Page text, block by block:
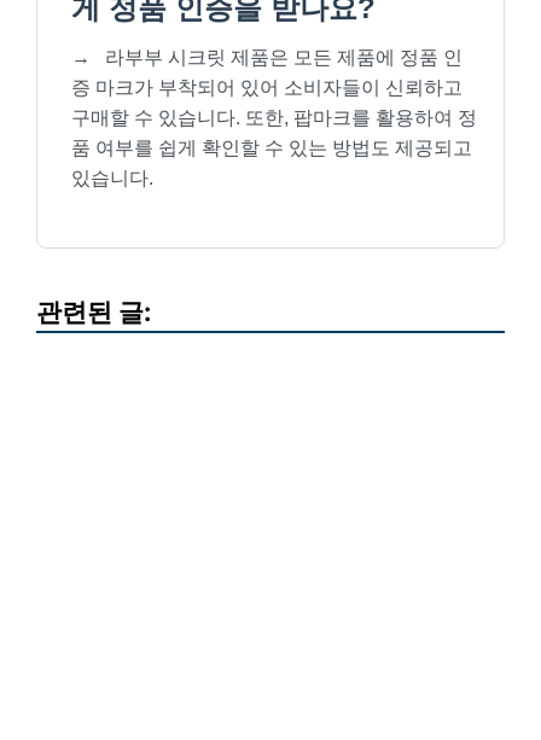
게 정품 인증을 받나요?
→
라부부 시크릿 제품은 모든 제품에 정품 인
증 마크가 부착되어 있어 소비자들이 신뢰하고
구매할 수 있습니다. 또한, 팝마크를 활용하여 정
품 여부를 쉽게 확인할 수 있는 방법도 제공되고
있습니다.
관련된 글: